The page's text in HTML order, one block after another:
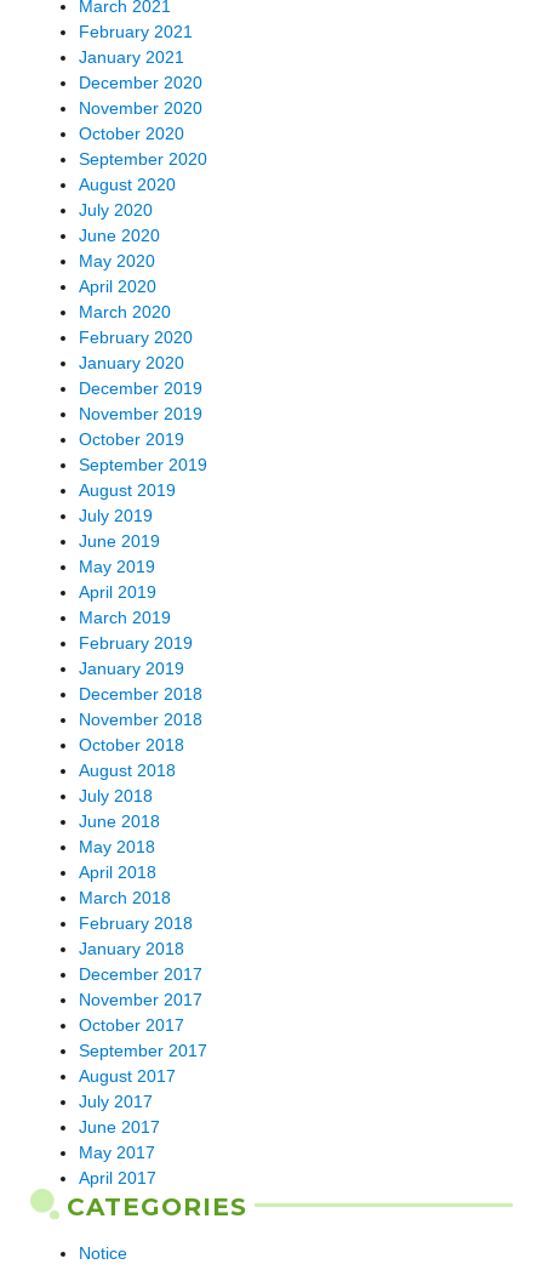
March 2021
February 2021
January 2021
December 2020
November 2020
October 2020
September 2020
August 2020
July 2020
June 2020
May 2020
April 2020
March 2020
February 2020
January 2020
December 2019
November 2019
October 2019
September 2019
August 2019
July 2019
June 2019
May 2019
April 2019
March 2019
February 2019
January 2019
December 2018
November 2018
October 2018
August 2018
July 2018
June 2018
May 2018
April 2018
March 2018
February 2018
January 2018
December 2017
November 2017
October 2017
September 2017
August 2017
July 2017
June 2017
May 2017
April 2017
CATEGORIES
Notice